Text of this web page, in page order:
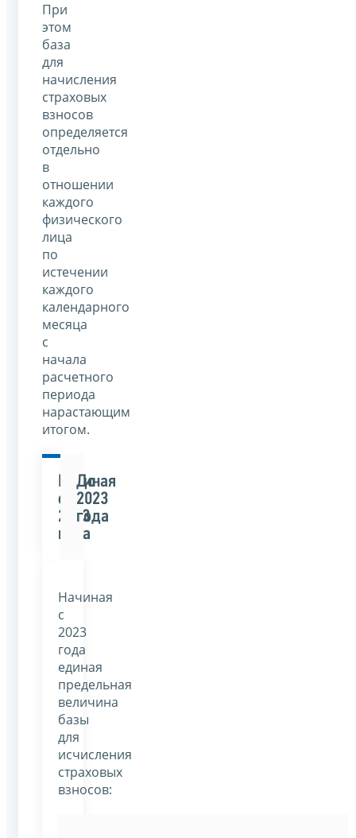
При
этом
база
для
начисления
страховых
взносов
определяется
отдельно
в
отношении
каждого
физического
лица
по
истечении
каждого
календарного
месяца
с
начала
расчетного
периода
нарастающим
итогом.
Начиная
с
2023
года
До
2023
года
Начиная
с
2023
года
единая
предельная
величина
базы
для
исчисления
страховых
взносов: